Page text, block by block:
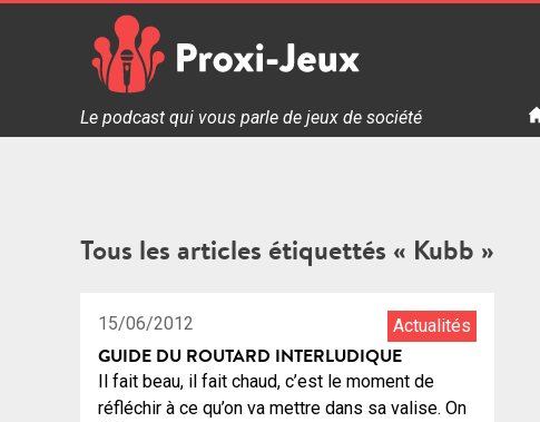
Proxi Jeux - Le podcast qui vous parle de jeux de société
Le podcast qui vous parle de jeux de société
Tous les articles étiquettés « Kubb »
15/06/2012 Actualités
GUIDE DU ROUTARD INTERLUDIQUE
Il fait beau, il fait chaud, c’est le moment de
réfléchir à ce qu’on va mettre dans sa valise. On